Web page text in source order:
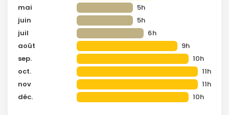
mai
5h
juin
5h
juil
6h
août
9h
sep.
10h
oct.
11h
nov
11h
déc.
10h